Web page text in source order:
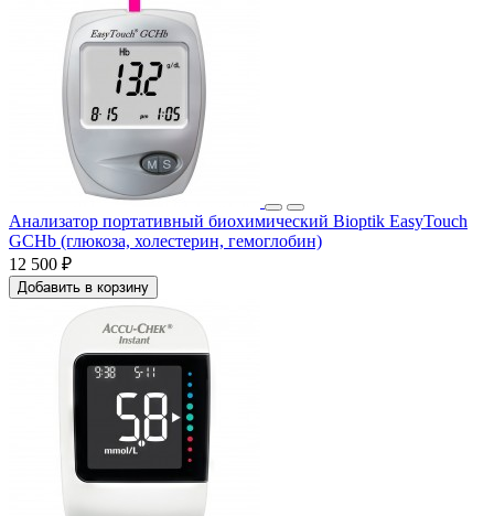
Анализатор портативный биохимический Bioptik EasyTouch
GCHb (глюкоза, холестерин, гемоглобин)
12 500 ₽
Добавить в корзину